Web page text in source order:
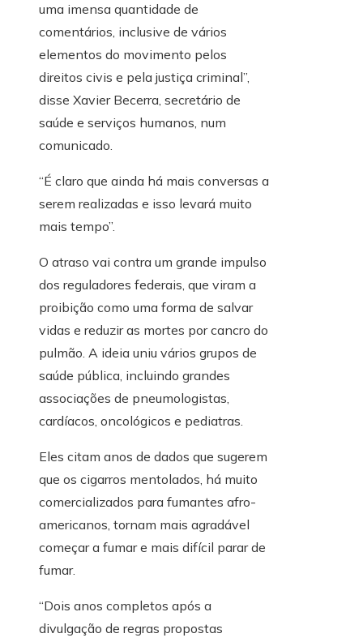
uma imensa quantidade de
comentários, inclusive de vários
elementos do movimento pelos
direitos civis e pela justiça criminal”,
disse Xavier Becerra, secretário de
saúde e serviços humanos, num
comunicado.
“É claro que ainda há mais conversas a
serem realizadas e isso levará muito
mais tempo”.
O atraso vai contra um grande impulso
dos reguladores federais, que viram a
proibição como uma forma de salvar
vidas e reduzir as mortes por cancro do
pulmão. A ideia uniu vários grupos de
saúde pública, incluindo grandes
associações de pneumologistas,
cardíacos, oncológicos e pediatras.
Eles citam anos de dados que sugerem
que os cigarros mentolados, há muito
comercializados para fumantes afro-
americanos, tornam mais agradável
começar a fumar e mais difícil parar de
fumar.
“Dois anos completos após a
divulgação de regras propostas